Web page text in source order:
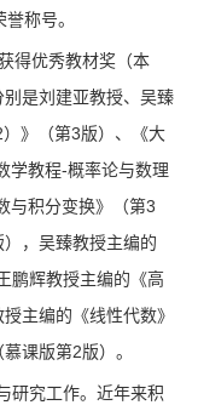
称号。
得优秀教材奖（本
是刘建亚教授、吴臻
》（第3版）、《大
学教程-概率论与数理
与积分变换》（第3
，吴臻教授主编的
鹏辉教授主编的《高
主编的《线性代数》
课版第2版）。
研究工作。近年来积